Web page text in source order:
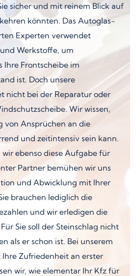
sicher und mit reinem Blick auf
könnten. Das Autoglas-
Experten verwendet
Werkstoffe, um
Ihre Frontscheibe im
ist. Doch unsere
nicht bei der Reparatur oder
Wir wissen,
von Ansprüchen an die
und zeitintensiv sein kann.
ebenso diese Aufgabe für
Partner bemühen wir uns
und Abwicklung mit Ihrer
brauchen lediglich die
und wir erledigen die
Sie soll der Steinschlag nicht
als er schon ist. Bei unserem
Zufriedenheit an erster
wir, wie elementar Ihr Kfz für